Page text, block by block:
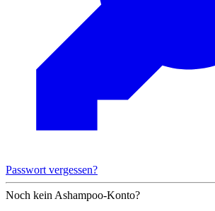
Passwort vergessen?
Noch kein Ashampoo-Konto?